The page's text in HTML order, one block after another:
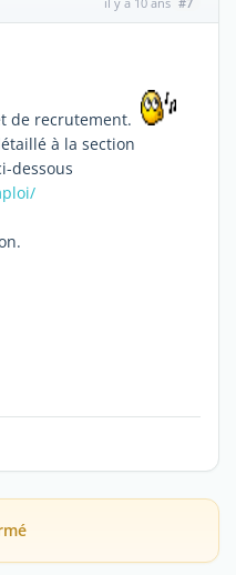
de recrutement.
à la section
dessous